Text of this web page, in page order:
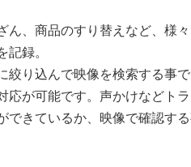
ん、商品のすり替えなど、様
録。
絞り込んで映像を検索する事
応が可能です。声かけなどト
できているか、映像で確認す